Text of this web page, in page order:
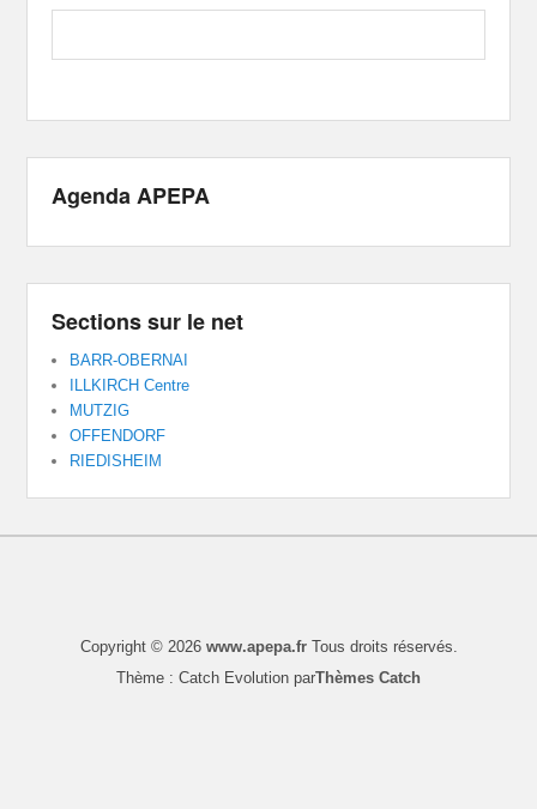
Agenda APEPA
Sections sur le net
BARR-OBERNAI
ILLKIRCH Centre
MUTZIG
OFFENDORF
RIEDISHEIM
Copyright © 2026 www.apepa.frTous droits réservés.
Thème : Catch Evolution parThèmes Catch